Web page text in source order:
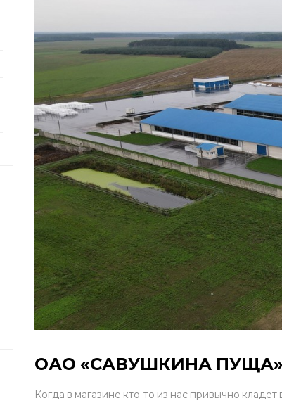
ОАО «САВУШКИНА ПУЩА»
Когда в магазине кто-то из нас привычно